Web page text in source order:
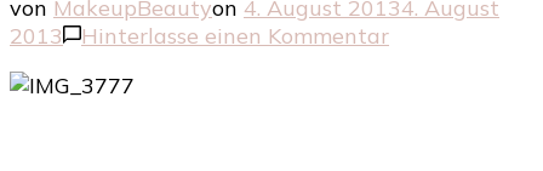
von MakeupBeautyon 4. August 20134. August
2013
Hinterlasse einen Kommentarzu